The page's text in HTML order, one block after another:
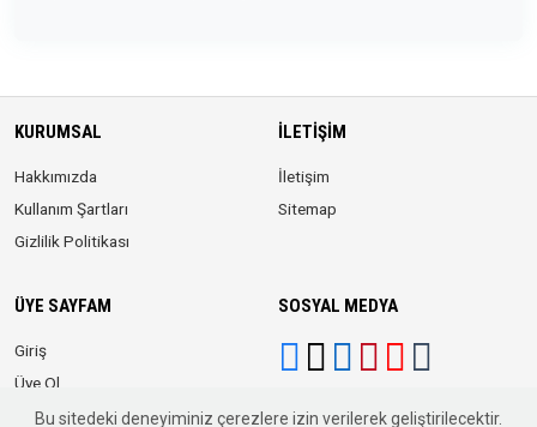
KURUMSAL
Hakkımızda
Kullanım Şartları
Gizlilik Politikası
İLETIŞIM
İletişim
Sitemap
ÜYE SAYFAM
Giriş
Üye Ol
SOSYAL MEDYA
Bu sitedeki deneyiminiz çerezlere izin verilerek geliştirilecektir.